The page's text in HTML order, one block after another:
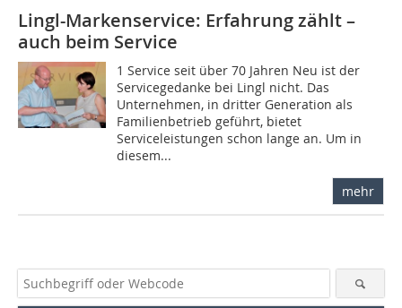
Lingl-Markenservice: Erfahrung zählt –
auch beim Service
1 Service seit über 70 Jahren Neu ist der
Servicegedanke bei Lingl nicht. Das
Unternehmen, in dritter Generation als
Familienbetrieb geführt, bietet
Serviceleistungen schon lange an. Um in
diesem...
mehr